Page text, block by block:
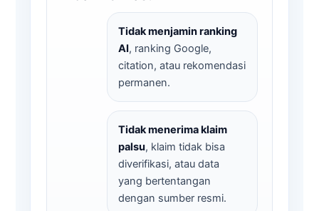
Tidak menjamin ranking
AI, ranking Google,
citation, atau rekomendasi
permanen.
Tidak menerima klaim
palsu, klaim tidak bisa
diverifikasi, atau data
yang bertentangan
dengan sumber resmi.